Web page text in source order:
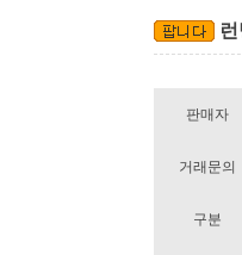
판매자
거래문의
구분